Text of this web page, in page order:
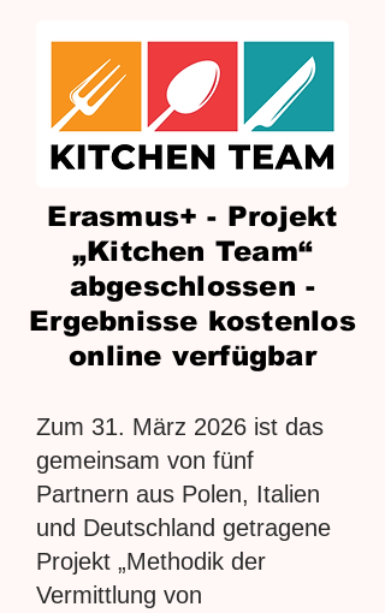
Erasmus+ - Projekt
„Kitchen Team“
abgeschlossen -
Ergebnisse kostenlos
online verfügbar
Zum 31. März 2026 ist das
gemeinsam von fünf
Partnern aus Polen, Italien
und Deutschland getragene
Projekt „Methodik der
Vermittlung von